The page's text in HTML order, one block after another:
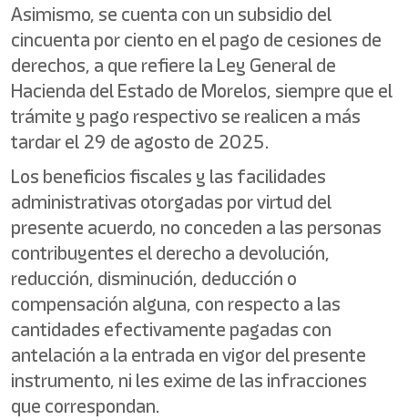
Asimismo, se cuenta con un subsidio del
cincuenta por ciento en el pago de cesiones de
derechos, a que refiere la Ley General de
Hacienda del Estado de Morelos, siempre que el
trámite y pago respectivo se realicen a más
tardar el 29 de agosto de 2025.
Los beneficios fiscales y las facilidades
administrativas otorgadas por virtud del
presente acuerdo, no conceden a las personas
contribuyentes el derecho a devolución,
reducción, disminución, deducción o
compensación alguna, con respecto a las
cantidades efectivamente pagadas con
antelación a la entrada en vigor del presente
instrumento, ni les exime de las infracciones
que correspondan.